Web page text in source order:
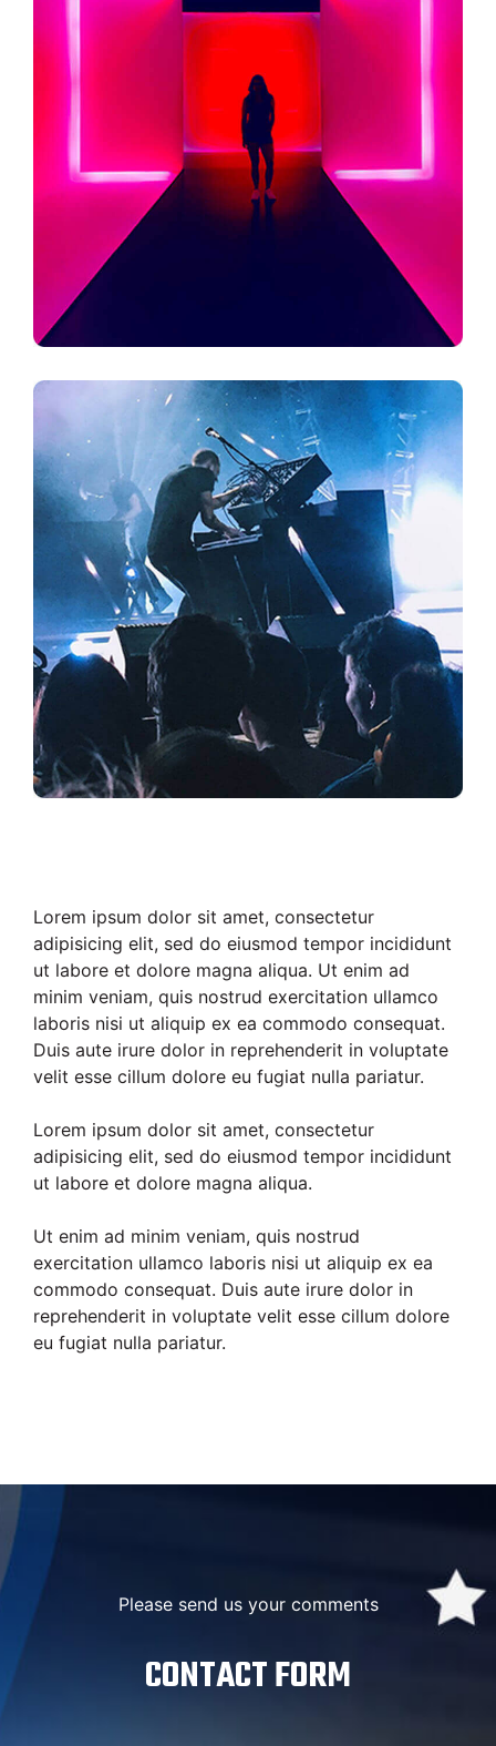
Lorem ipsum dolor sit amet, consectetur
adipisicing elit, sed do eiusmod tempor incididunt
ut labore et dolore magna aliqua. Ut enim ad
minim veniam, quis nostrud exercitation ullamco
laboris nisi ut aliquip ex ea commodo consequat.
Duis aute irure dolor in reprehenderit in voluptate
velit esse cillum dolore eu fugiat nulla pariatur.
Lorem ipsum dolor sit amet, consectetur
adipisicing elit, sed do eiusmod tempor incididunt
ut labore et dolore magna aliqua.
Ut enim ad minim veniam, quis nostrud
exercitation ullamco laboris nisi ut aliquip ex ea
commodo consequat. Duis aute irure dolor in
reprehenderit in voluptate velit esse cillum dolore
eu fugiat nulla pariatur.
Please send us your comments
CONTACT FORM